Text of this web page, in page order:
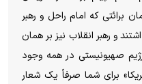
برائتی که امام راحل و رهبر
و رهبر انقلاب نیز بر همان
صهیونیستی در همه وجود
برای شما صرفاً یک شعار